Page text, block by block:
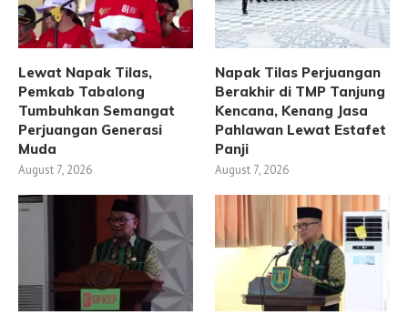
Lewat Napak Tilas,
Pemkab Tabalong
Tumbuhkan Semangat
Perjuangan Generasi
Muda
August 7, 2026
Napak Tilas Perjuangan
Berakhir di TMP Tanjung
Kencana, Kenang Jasa
Pahlawan Lewat Estafet
Panji
August 7, 2026